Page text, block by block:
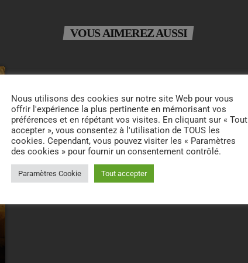
VOUS AIMEREZ AUSSI
Nous utilisons des cookies sur notre site Web pour vous
offrir l'expérience la plus pertinente en mémorisant vos
préférences et en répétant vos visites. En cliquant sur « Tout
accepter », vous consentez à l'utilisation de TOUS les
cookies. Cependant, vous pouvez visiter les « Paramètres
des cookies » pour fournir un consentement contrôlé.
Paramètres Cookie Tout accepter